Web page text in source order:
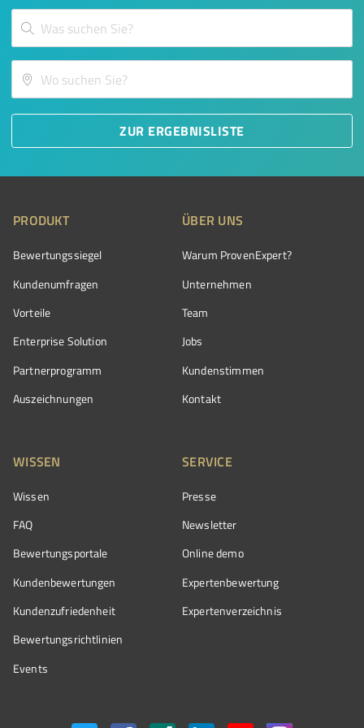
ZUR ERGEBNISLISTE
PRODUKT
Bewertungssiegel
Kundenumfragen
Vorteile
Enterprise Solution
Partnerprogramm
Auszeichnungen
ÜBER UNS
Warum ProvenExpert?
Unternehmen
Team
Jobs
Kundenstimmen
Kontakt
WISSEN
Wissen
FAQ
Bewertungsportale
Kundenbewertungen
Kundenzufriedenheit
Bewertungs­richtlinien
Events
SERVICE
Presse
Newsletter
Online demo
Expertenbewertung
Expertenverzeichnis